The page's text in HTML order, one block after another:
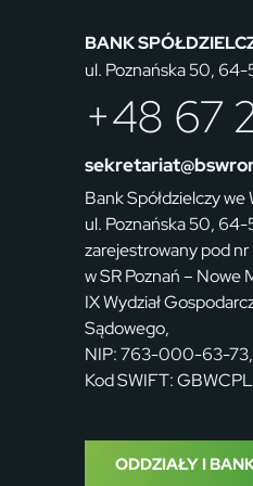
BANK
ul. Poznańska 50, 64-
+48 67
Bank Spółdzielczy we
ul. Poznańska 50, 64-
zarejestrowany pod
w SR Poznań – Nowe
IX Wydział
Sądowego,
NIP: 763-000-63-
Kod SWIFT:
ODDZIAŁY I